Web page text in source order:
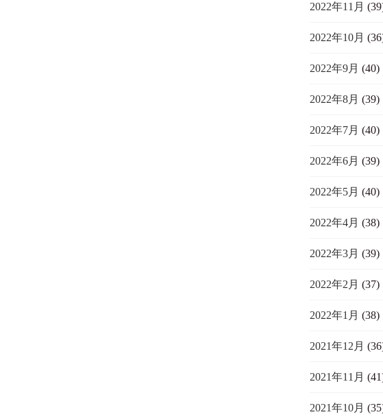
2022年11月
2022年10月
2022年9月 (40)
2022年8月 (39)
2022年7月 (40)
2022年6月 (39)
2022年5月 (40)
2022年4月 (38)
2022年3月 (39)
2022年2月 (37)
2022年1月 (38)
2021年12月
2021年11月
2021年10月